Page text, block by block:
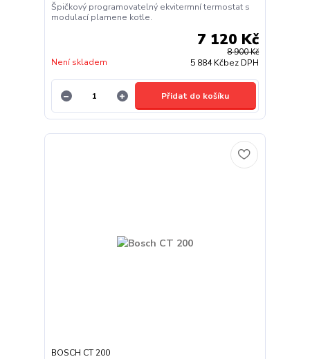
Špičkový programovatelný ekvitermní termostat s
modulací plamene kotle.
8 900 Kč
7 120 Kč
5 884 Kčbez DPH
Není skladem
Přidat do košíku
BOSCH CT 200